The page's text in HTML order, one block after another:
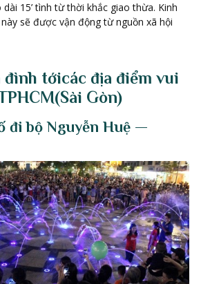
15’ tình từ thời khắc giao thừa. Kinh
sẽ được vận động từ nguồn xã hội
đình tớicác địa điểm vui
(Sài Gòn)
đi bộ Nguyễn Huệ —